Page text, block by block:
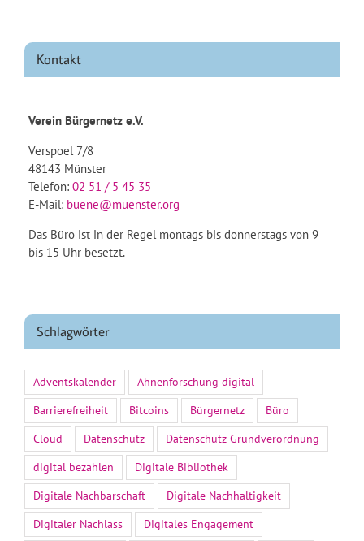
Kontakt
Verein Bürgernetz e.V.
Verspoel 7/8
48143 Münster
Telefon: 02 51 / 5 45 35
E-Mail: buene@muenster.org
Das Büro ist in der Regel montags bis donnerstags von 9
bis 15 Uhr besetzt.
Schlagwörter
Adventskalender
Ahnenforschung digital
Barrierefreiheit
Bitcoins Bürgernetz
Büro
Cloud
Datenschutz
Datenschutz-Grundverordnung
digital bezahlen
Digitale Bibliothek
Digitale Nachbarschaft
Digitale Nachhaltigkeit
Digitaler Nachlass
Digitales Engagement